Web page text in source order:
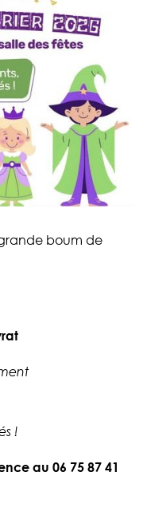
boum de
!
au 06 75 87 41